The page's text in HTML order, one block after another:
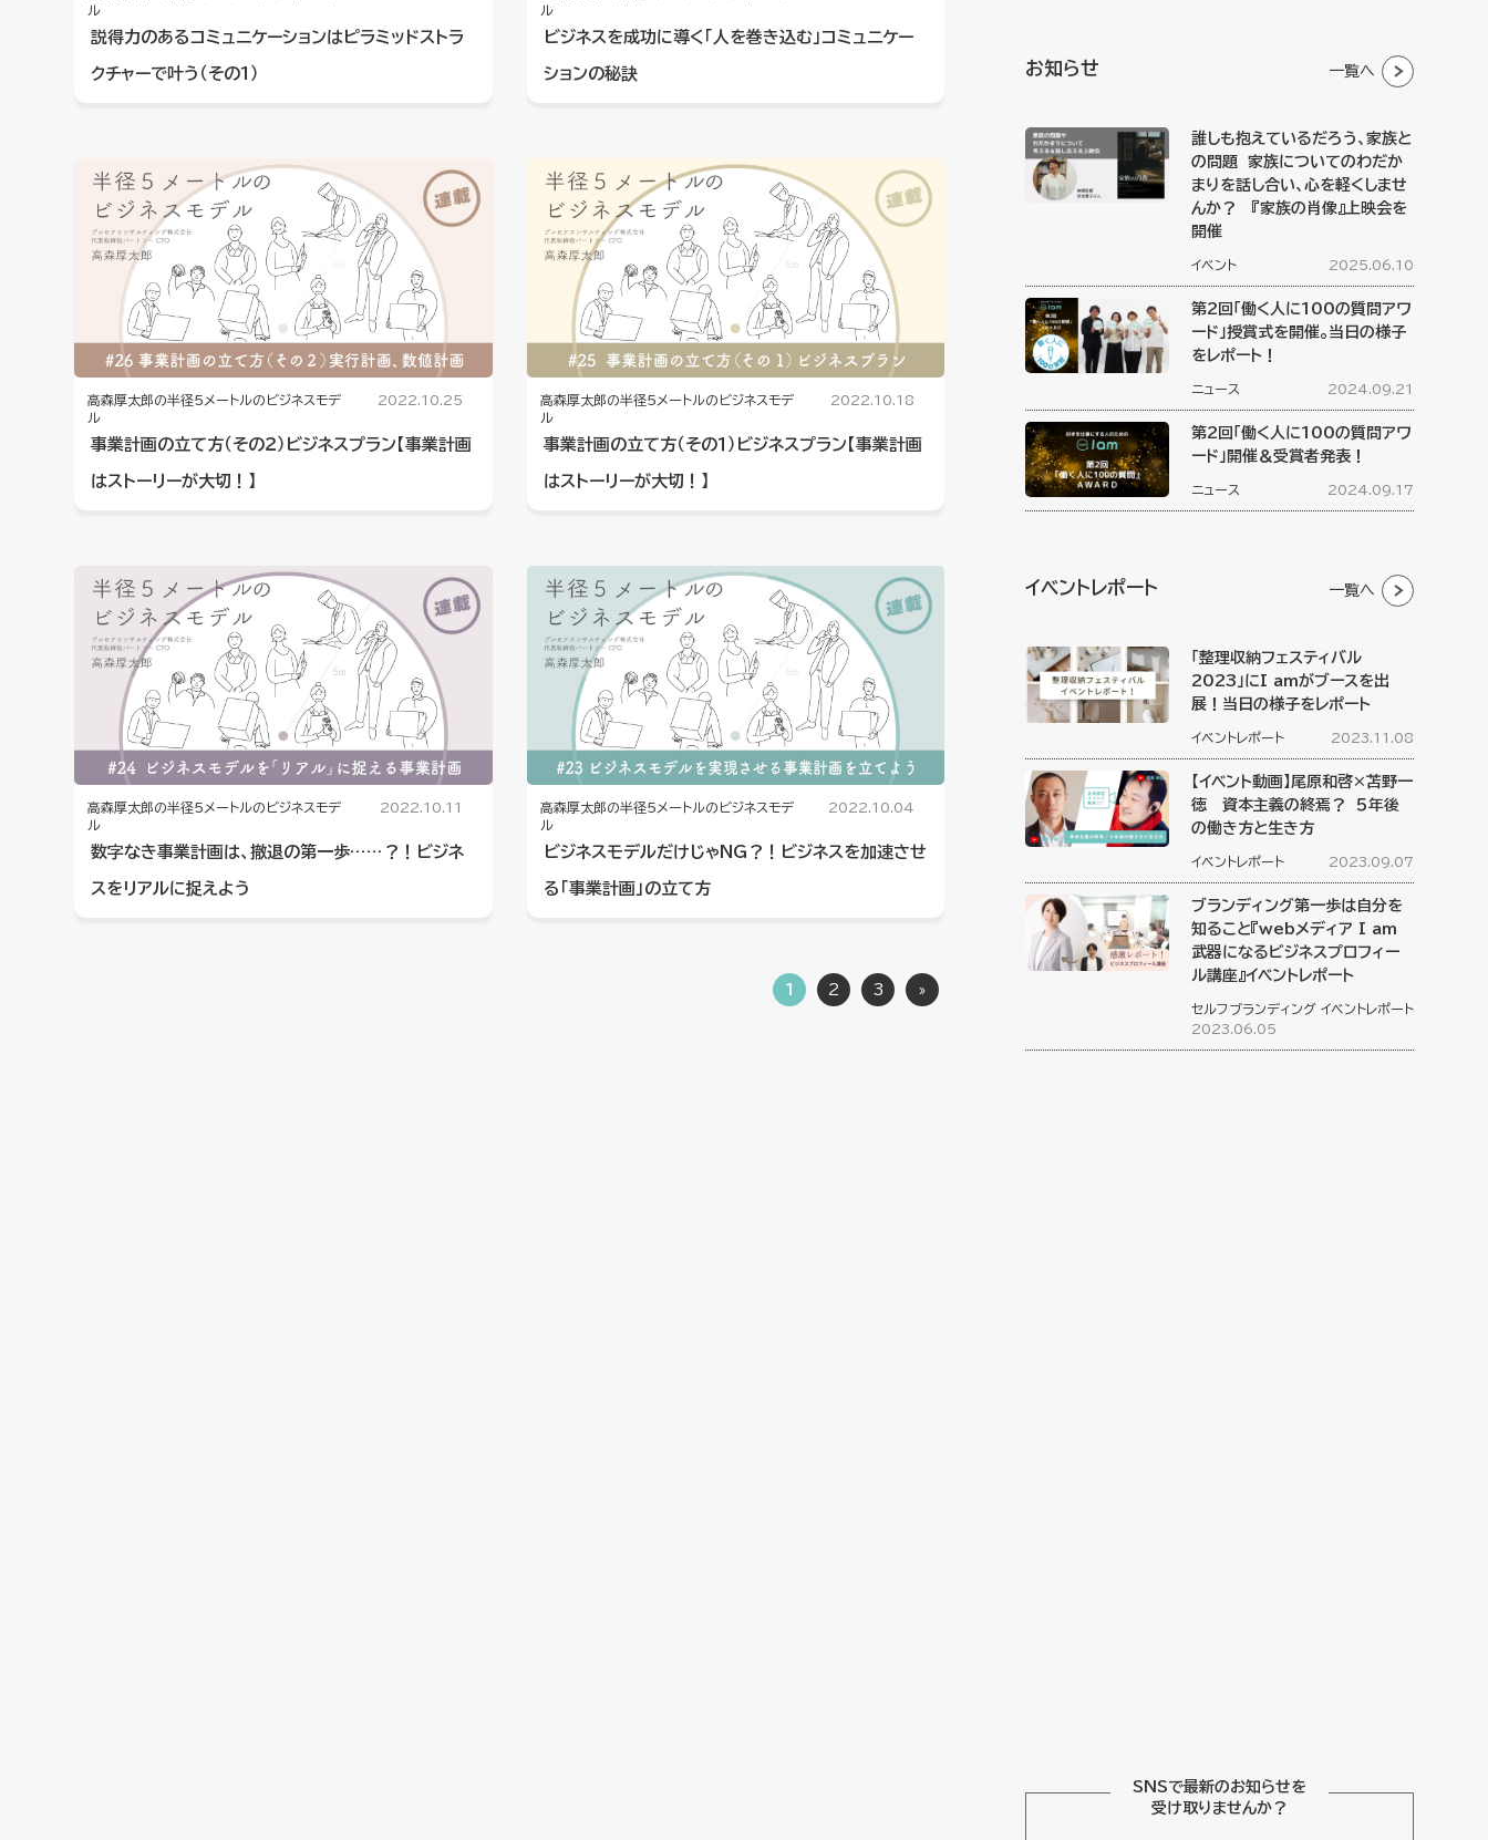
ル
説得力のあるコミュニケーションはピラミッドストラ
クチャーで叶う（その1）
ル
ビジネスを成功に導く「人を巻き込む」コミュニケー
ションの秘訣
高森厚太郎の半径5メートルのビジネスモデ
ル
2022.10.25
事業計画の立て方（その２）ビジネスプラン【事業計画
はストーリーが大切！】
高森厚太郎の半径5メートルのビジネスモデ
ル
2022.10.18
事業計画の立て方（その１）ビジネスプラン【事業計画
はストーリーが大切！】
高森厚太郎の半径5メートルのビジネスモデ
ル
2022.10.11
数字なき事業計画は、撤退の第一歩……？！ビジネ
スをリアルに捉えよう
高森厚太郎の半径5メートルのビジネスモデ
ル
2022.10.04
ビジネスモデルだけじゃNG？！ビジネスを加速させ
る「事業計画」の立て方
1 2 3 »
お知らせ 一覧へ
誰しも抱えているだろう、家族と
の問題 家族についてのわだか
まりを話し合い、心を軽くしませ
んか？ 『家族の肖像』上映会を
開催
イベント 2025.06.10
第2回「働く人に100の質問アワ
ード」授賞式を開催。当日の様子
をレポート！
ニュース 2024.09.21
第2回「働く人に100の質問アワ
ード」開催＆受賞者発表！
ニュース 2024.09.17
イベントレポート 一覧へ
「整理収納フェスティバル
2023」にI amがブースを出
展！当日の様子をレポート
イベントレポート 2023.11.08
【イベント動画】尾原和啓×苫野一
徳 資本主義の終焉？ ５年後
の働き方と生き方
イベントレポート 2023.09.07
ブランディング第一歩は自分を
知ること『webメディア I am
武器になるビジネスプロフィー
ル講座』イベントレポート
セルフブランディング イベントレポート
2023.06.05
SNSで最新のお知らせを
受け取りませんか？